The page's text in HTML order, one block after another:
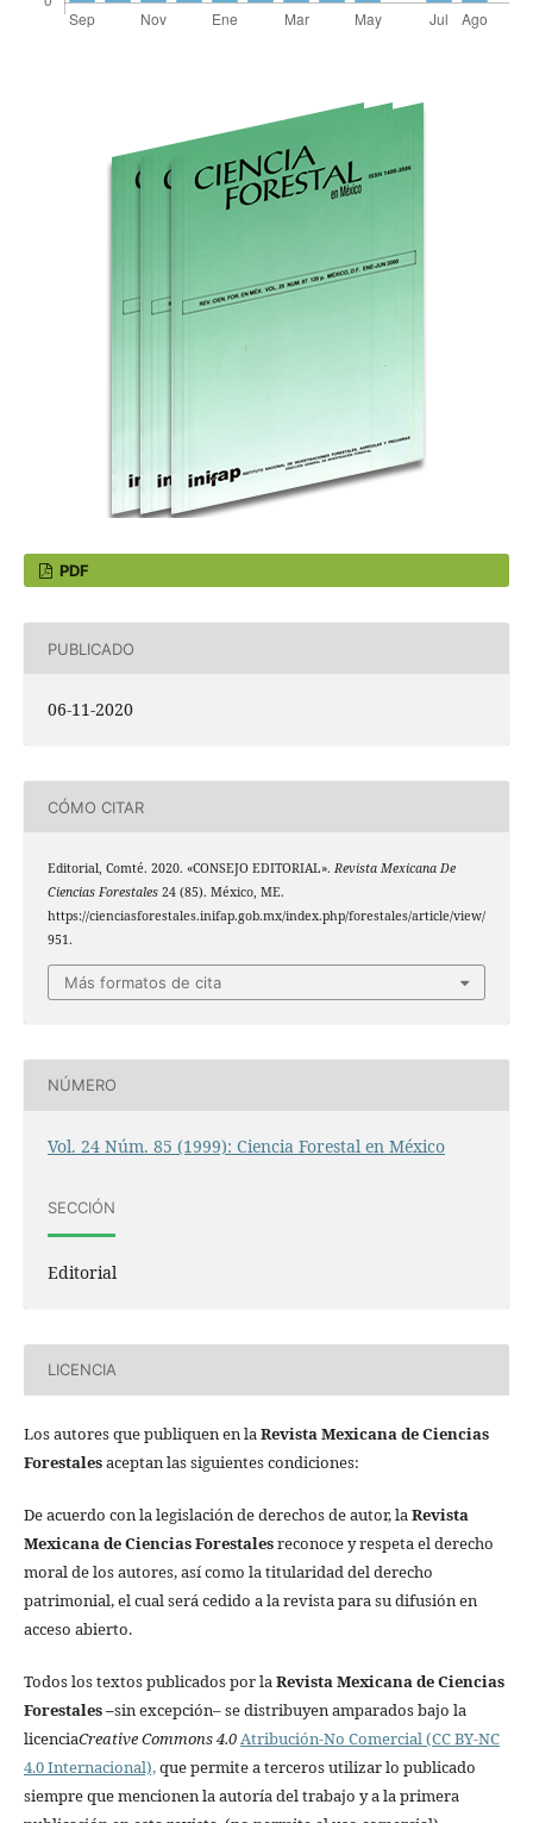
PDF
PUBLICADO
06-11-2020
CÓMO CITAR
Editorial, Comté. 2020. «CONSEJO EDITORIAL». Revista Mexicana De
Ciencias Forestales24 (85). México, ME.
https://cienciasforestales.inifap.gob.mx/index.php/forestales/article/view/
951.
Más formatos de cita
NÚMERO
Vol. 24 Núm. 85 (1999): Ciencia Forestal en México
SECCIÓN
Editorial
LICENCIA
Los autores que publiquen en laRevista Mexicana de Ciencias
Forestalesaceptan las siguientes condiciones:
De acuerdo con la legislación de derechos de autor, laRevista
Mexicana de Ciencias Forestalesreconoce y respeta el derecho
moral de los autores, así como la titularidad del derecho
patrimonial, el cual será cedido a la revista para su difusión en
acceso abierto.
Todos los textos publicados por laRevista Mexicana de Ciencias
Forestales–sin excepción– se distribuyen amparados bajo la
licenciaCreative Commons 4.0Atribución-No Comercial (CC BY-NC
4.0 Internacional),que permite a terceros utilizar lo publicado
siempre que mencionen la autoría del trabajo y a la primera